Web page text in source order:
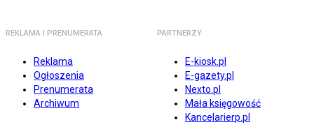
REKLAMA I PRENUMERATA
Reklama
Ogłoszenia
Prenumerata
Archiwum
PARTNERZY
E-kiosk.pl
E-gazety.pl
Nexto.pl
Mała księgowość
Kancelarierp.pl